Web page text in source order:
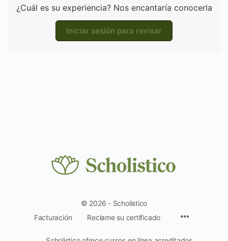
¿Cuál es su experiencia? Nos encantaría conocerla
Iniciar sesión para revisar
© 2026 - Scholistico
Facturación
Reclame su certificado